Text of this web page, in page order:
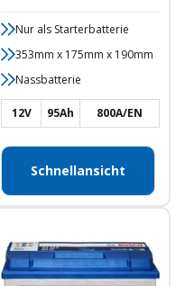
Nur als Starterbatterie
353mm x 175mm x 190mm
Nassbatterie
12V 95Ah 800A/EN
Schnellansicht